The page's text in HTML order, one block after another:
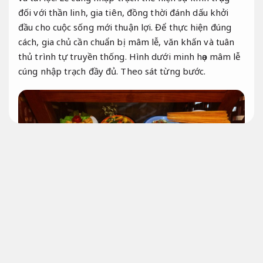
đối với thần linh, gia tiên, đồng thời đánh dấu khởi
đầu cho cuộc sống mới thuận lợi. Để thực hiện đúng
cách, gia chủ cần chuẩn bị mâm lễ, văn khấn và tuân
thủ trình tự truyền thống. Hình dưới minh họa mâm lễ
cúng nhập trạch đầy đủ. Theo sát từng bước.